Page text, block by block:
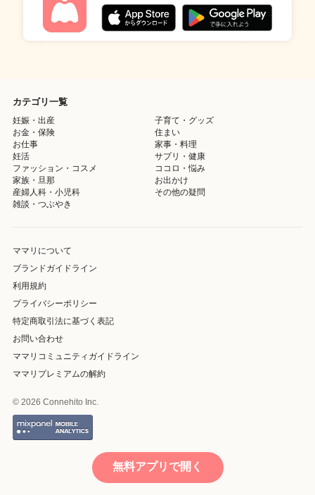
カテゴリ一覧
妊娠・出産
子育て・グッズ
お金・保険
住まい
お仕事
家事・料理
妊活
サプリ・健康
ファッション・コスメ
ココロ・悩み
家族・旦那
お出かけ
産婦人科・小児科
その他の疑問
雑談・つぶやき
ママリについて
ブランドガイドライン
利用規約
プライバシーポリシー
特定商取引法に基づく表記
お問い合わせ
ママリコミュニティガイドライン
ママリプレミアムの解約
© 2026 Connehito Inc.
無料アプリで開く